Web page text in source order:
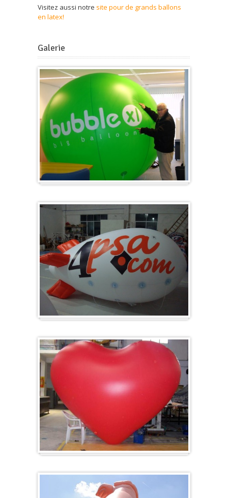
Visitez aussi notre site pour de grands ballons
en latex!
Galerie